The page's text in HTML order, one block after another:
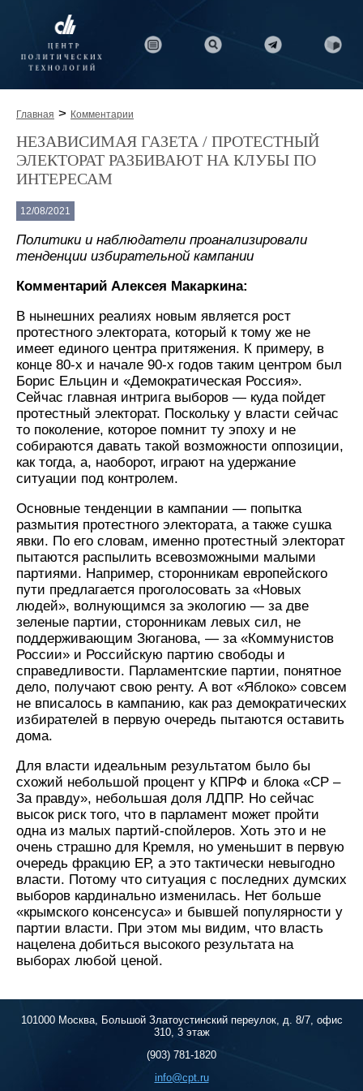
Главная > Комментарии
НЕЗАВИСИМАЯ ГАЗЕТА / ПРОТЕСТНЫЙ
ЭЛЕКТОРАТ РАЗБИВАЮТ НА КЛУБЫ ПО
ИНТЕРЕСАМ
12/08/2021
Политики и наблюдатели проанализировали
тенденции избирательной кампании
Комментарий Алексея Макаркина:
В нынешних реалиях новым является рост
протестного электората, который к тому же не
имеет единого центра притяжения. К примеру, в
конце 80-х и начале 90-х годов таким центром был
Борис Ельцин и «Демократическая Россия».
Сейчас главная интрига выборов — куда пойдет
протестный электорат. Поскольку у власти сейчас
то поколение, которое помнит ту эпоху и не
собираются давать такой возможности оппозиции,
как тогда, а, наоборот, играют на удержание
ситуации под контролем.
Основные тенденции в кампании — попытка
размытия протестного электората, а также сушка
явки. По его словам, именно протестный электорат
пытаются распылить всевозможными малыми
партиями. Например, сторонникам европейского
пути предлагается проголосовать за «Новых
людей», волнующимся за экологию — за две
зеленые партии, сторонникам левых сил, не
поддерживающим Зюганова, — за «Коммунистов
России» и Российскую партию свободы и
справедливости. Парламентские партии, понятное
дело, получают свою ренту. А вот «Яблоко» совсем
не вписалось в кампанию, как раз демократических
избирателей в первую очередь пытаются оставить
дома.
Для власти идеальным результатом было бы
схожий небольшой процент у КПРФ и блока «СР –
За правду», небольшая доля ЛДПР. Но сейчас
высок риск того, что в парламент может пройти
одна из малых партий-спойлеров. Хоть это и не
очень страшно для Кремля, но уменьшит в первую
очередь фракцию ЕР, а это тактически невыгодно
власти. Потому что ситуация с последних думских
выборов кардинально изменилась. Нет больше
«крымского консенсуса» и бывшей популярности у
партии власти. При этом мы видим, что власть
нацелена добиться высокого результата на
выборах любой ценой.
101000 Москва, Большой Златоустинский переулок, д. 8/7, офис
310, 3 этаж
(903) 781-1820
info@cpt.ru